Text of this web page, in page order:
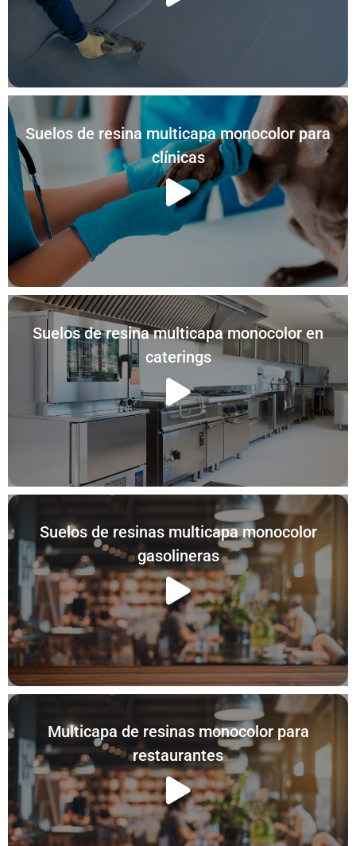
Suelos de resina multicapa monocolor para
clínicas
Suelos de resina multicapa monocolor en
caterings
Suelos de resinas multicapa monocolor
gasolineras
Multicapa de resinas monocolor para
restaurantes